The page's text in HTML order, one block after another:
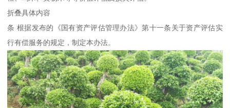
折叠具体内容
条 根据发布的《国有资产评估管理办法》第十一条关于资产评估实
行有偿服务的规定，制定本办法。